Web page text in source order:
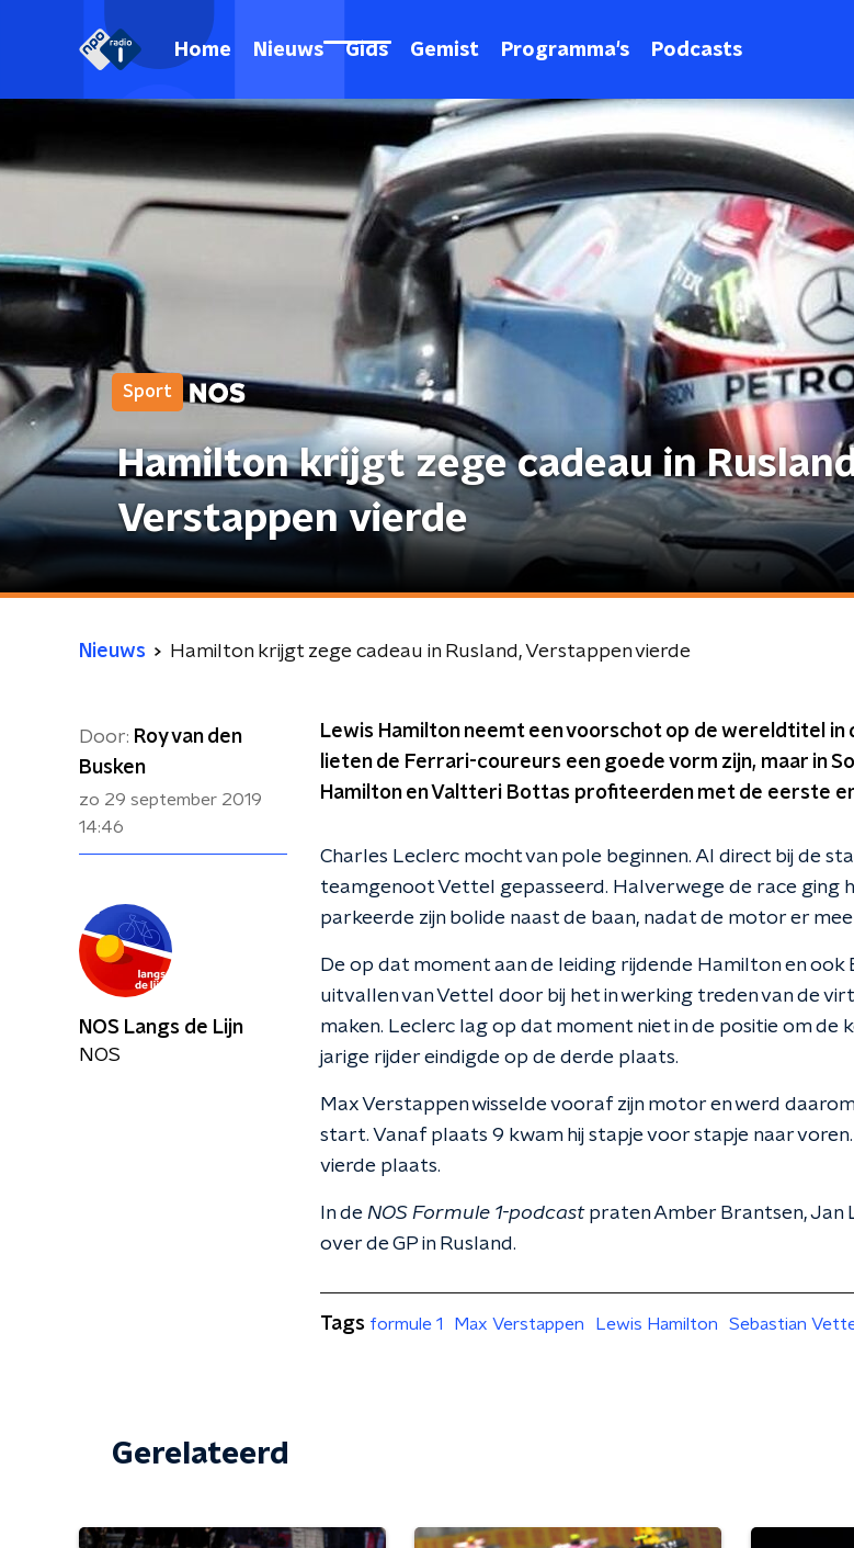
Home Nieuws Gids Gemist Programma's Podcasts
Sport
Hamilton krijgt zege cadeau in
Verstappen vierde
Nieuws Hamilton krijgt zege cadeau in Rusland, Verstappen vierde
Door: Roy van den
Busken
zo 29 september 2019
14:46
Lewis Hamilton neemt een voorschot op de wereldtitel in
lieten de Ferrari-coureurs een goede vorm zijn, maar in
Hamilton en Valtteri Bottas profiteerden met de eerste
Charles Leclerc mocht van pole beginnen. Al direct bij de
teamgenoot Vettel gepasseerd. Halverwege de race ging
parkeerde zijn bolide naast de baan, nadat de motor er
De op dat moment aan de leiding rijdende Hamilton en
uitvallen van Vettel door bij het in werking treden van de
maken. Leclerc lag op dat moment niet in de positie om de
jarige rijder eindigde op de derde plaats.
Max Verstappen wisselde vooraf zijn motor en werd
start. Vanaf plaats 9 kwam hij stapje voor stapje naar
vierde plaats.
In de NOS Formule 1-podcastpraten Amber Brantsen, Jan
over de GP in Rusland.
NOS Langs de Lijn
NOS
Tags formule 1 Max Verstappen Lewis Hamilton Sebastian
Gerelateerd